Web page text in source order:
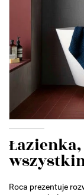
Roca prezentuje